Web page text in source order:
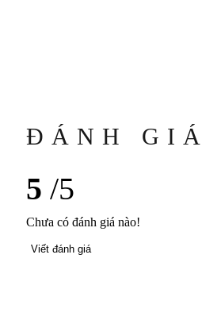
ĐÁNH GIÁ
5 /5
Chưa có đánh giá nào!
Viết đánh giá